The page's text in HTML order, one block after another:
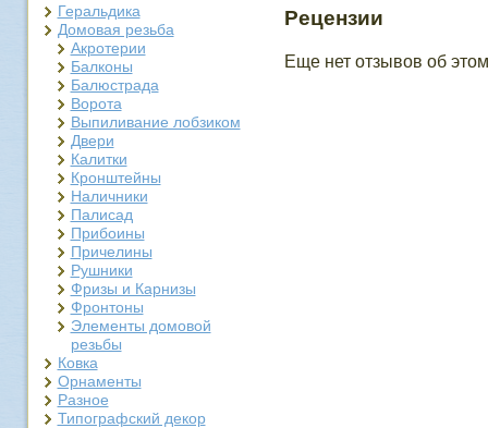
Геральдика
Домовая резьба
Акротерии
Балконы
Балюстрада
Ворота
Выпиливание лобзиком
Двери
Калитки
Кронштейны
Наличники
Палисад
Прибоины
Причелины
Рушники
Фризы и Карнизы
Фронтоны
Элементы домовой
резьбы
Ковка
Орнаменты
Разное
Типографский декор
Рецензии
Еще нет отзывов об